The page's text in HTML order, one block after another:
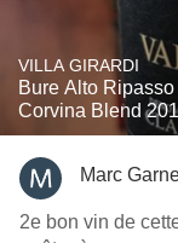
VILLA GIRARDI
Bure Alto
Corvina Blend
Marc
2e bon vin de